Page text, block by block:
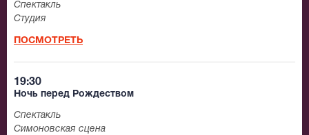
Спектакль
Студия
ПОСМОТРЕТЬ
19:30
Ночь перед Рождеством
Спектакль
Симоновская сцена